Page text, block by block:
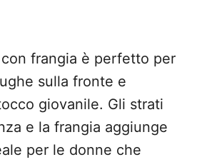
frangia è perfetto per
sulla fronte e
giovanile. Gli strati
e la frangia aggiunge
per le donne che